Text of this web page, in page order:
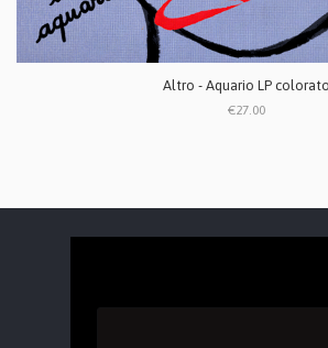
Altro - Aquario LP colorato
€27.00